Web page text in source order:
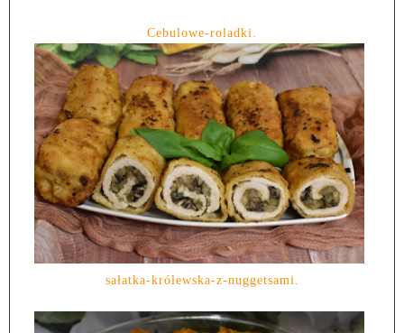
Cebulowe-roladki.
sałatka-królewska-z-nuggetsami.